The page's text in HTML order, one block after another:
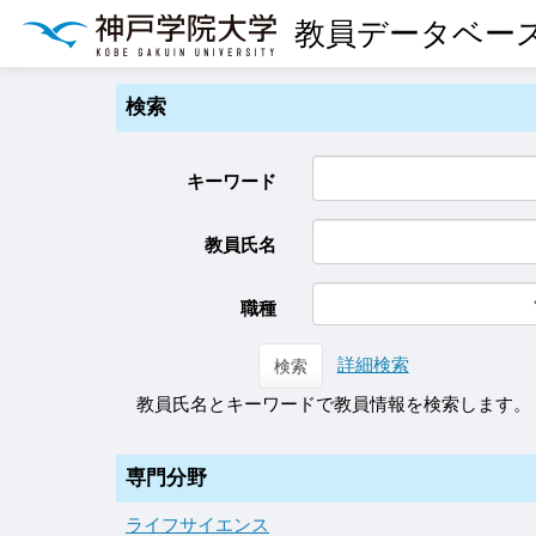
教員データベー
検索
キーワード
教員氏名
職種
検索
詳細検索
教員氏名とキーワードで教員情報を検索します。
専門分野
ライフサイエンス